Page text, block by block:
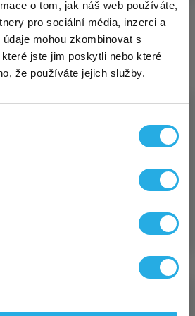
o tom, jak náš web používáte,
pro sociální média, inzerci a
mohou zkombinovat s
jste jim poskytli nebo které
že používáte jejich služby.
ŽIVNOSTÍ
levné virtuální sídlo
Využijte mimořádnou akci a
na adrese Kurzova, Praha
, tak i na
Výběr varianty je
o akci a sídle na detailu
na doživotní variantuza